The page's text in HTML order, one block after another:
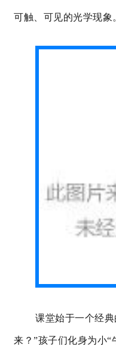
可触、可见的光学现象
课堂始于一个经典
来？”孩子们化身为小“